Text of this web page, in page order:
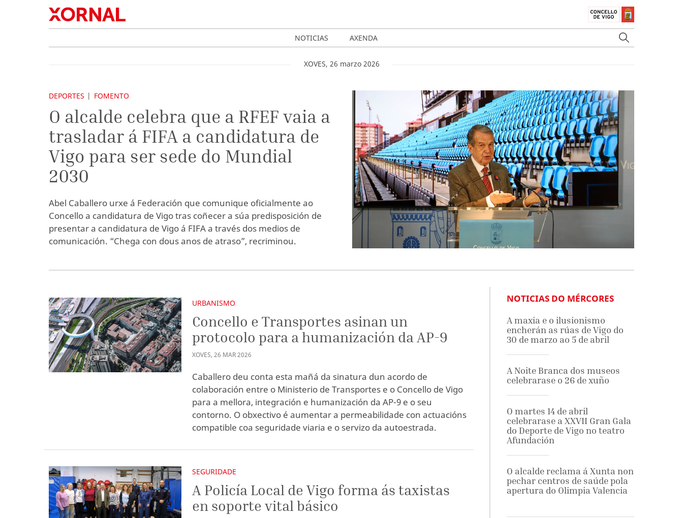
NOTICIAS AXENDA
XOVES, 26 marzo 2026
DEPORTES FOMENTO
O alcalde celebra que a RFEF vaia a
trasladar á FIFA a candidatura de
Vigo para ser sede do Mundial
2030
Abel Caballero urxe á Federación que comunique oficialmente ao
Concello a candidatura de Vigo tras coñecer a súa predisposición de
presentar a candidatura de Vigo á FIFA a través dos medios de
comunicación. “Chega con dous anos de atraso”, recriminou.
URBANISMO
Concello e Transportes asinan un
protocolo para a humanización da AP-9
XOVES,26 MAR2026
Caballero deu conta esta mañá da sinatura dun acordo de
colaboración entre o Ministerio de Transportes e o Concello de Vigo
para a mellora, integración e humanización da AP-9 e o seu
contorno. O obxectivo é aumentar a permeabilidade con actuacións
compatible coa seguridade viaria e o servizo da autoestrada.
SEGURIDADE
A Policía Local de Vigo forma ás taxistas
en soporte vital básico
NOTICIAS DO MÉRCORES
A maxia e o ilusionismo
encherán as rúas de Vigo do
30 de marzo ao 5 de abril
A Noite Branca dos museos
celebrarase o 26 de xuño
O martes 14 de abril
celebrarase a XXVII Gran Gala
do Deporte de Vigo no teatro
Afundación
O alcalde reclama á Xunta non
pechar centros de saúde pola
apertura do Olimpia Valencia